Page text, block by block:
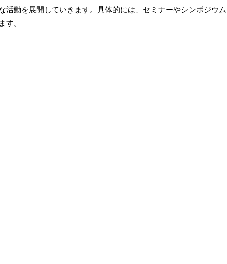
活動を展開していきます。具体的には、セミナーやシンポジウム
す。